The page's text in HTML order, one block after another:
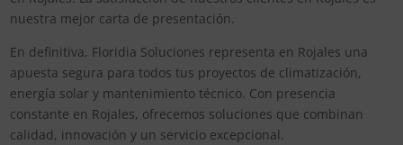
nuestra mejor carta de presentación.
En definitiva, Floridia Soluciones representa en Rojales una
apuesta segura para todos tus proyectos de climatización,
energía solar y mantenimiento técnico. Con presencia
constante en Rojales, ofrecemos soluciones que combinan
calidad, innovación y un servicio excepcional.